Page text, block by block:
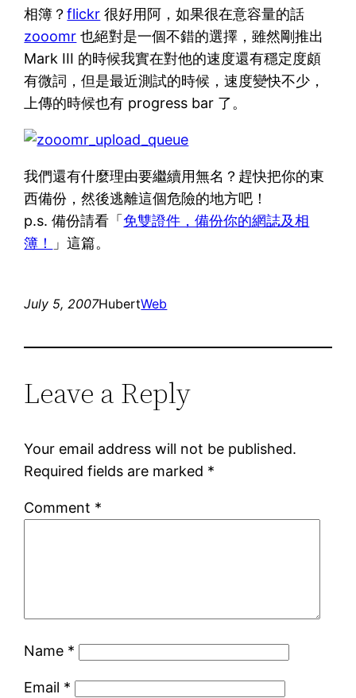
相簿？flickr 很好用阿，如果很在意容量的話
zooomr 也絕對是一個不錯的選擇，雖然剛推出
Mark III 的時候我實在對他的速度還有穩定度頗
有微詞，但是最近測試的時候，速度變快不少，
上傳的時候也有 progress bar 了。
我們還有什麼理由要繼續用無名？趕快把你的東
西備份，然後逃離這個危險的地方吧！
p.s. 備份請看「免雙證件，備份你的網誌及相
簿！
」這篇。
July 5, 2007HubertWeb
Leave a Reply
Your email address will not be published.
Required fields are marked *
Comment *
Name *
Email *